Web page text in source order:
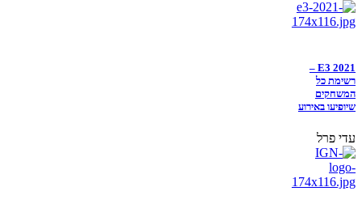
E3 2021 –
רשימת כל
המשחקים
שיופיעו באירוע
עדי פרל